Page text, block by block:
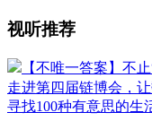
视听推荐
【不唯一答案】不
走进第四届链博会，
寻找100种有意思的生